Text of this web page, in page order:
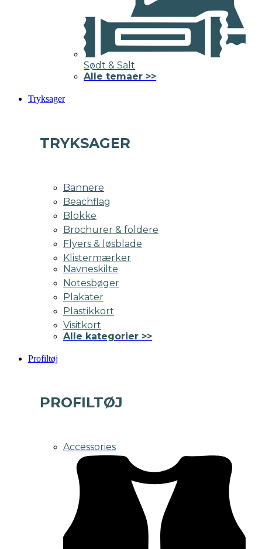
Sødt & Salt
Alle temaer >>
Tryksager
TRYKSAGER
Bannere
Beachflag
Blokke
Brochurer & foldere
Flyers & løsblade
Klistermærker
Navneskilte
Notesbøger
Plakater
Plastikkort
Visitkort
Alle kategorier >>
Profiltøj
PROFILTØJ
Accessories